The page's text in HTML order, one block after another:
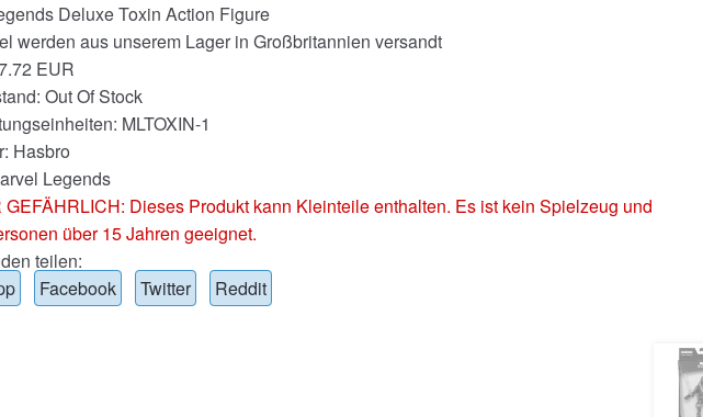
Deluxe Toxin Action Figure
werden aus unserem Lager in Großbritannien versandt
EUR
Out Of Stock
MLTOXIN-1
Hasbro
Legends
GEFÄHRLICH: Dieses Produkt kann Kleinteile enthalten. Es ist kein Spielzeug und
über 15 Jahren geeignet.
teilen:
Facebook Twitter Reddit